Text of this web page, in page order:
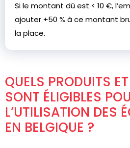
Si le montant dû est < 10 €,
ajouter +50 % à ce montant
la place.
QUELS PRODUITS
SONT ÉLIGIBLES
L’UTILISATION DES
EN BELGIQUE ?